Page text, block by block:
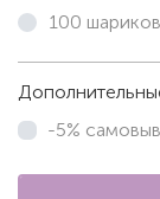
100
-5%